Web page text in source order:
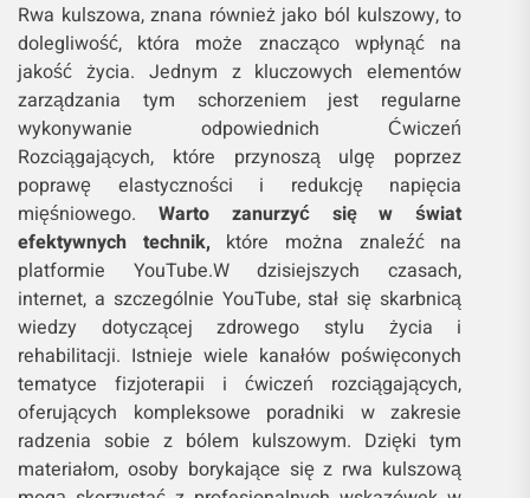
Rwa kulszowa, znana również jako ból kulszowy, to
dolegliwość, która może znacząco wpłynąć na
jakość życia. Jednym z kluczowych elementów
zarządzania tym schorzeniem jest regularne
wykonywanie odpowiednich Ćwiczeń
Rozciągających, które przynoszą ulgę poprzez
poprawę elastyczności i redukcję napięcia
mięśniowego. Warto zanurzyć się w świat
efektywnych technik, które można znaleźć na
platformie YouTube.W dzisiejszych czasach,
internet, a szczególnie YouTube, stał się skarbnicą
wiedzy dotyczącej zdrowego stylu życia i
rehabilitacji. Istnieje wiele kanałów poświęconych
tematyce fizjoterapii i ćwiczeń rozciągających,
oferujących kompleksowe poradniki w zakresie
radzenia sobie z bólem kulszowym. Dzięki tym
materiałom, osoby borykające się z rwa kulszową